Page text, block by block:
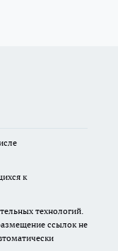
к
технологий.
ссылок не